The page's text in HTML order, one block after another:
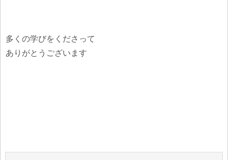
多くの学びをくださって
ありがとうございます